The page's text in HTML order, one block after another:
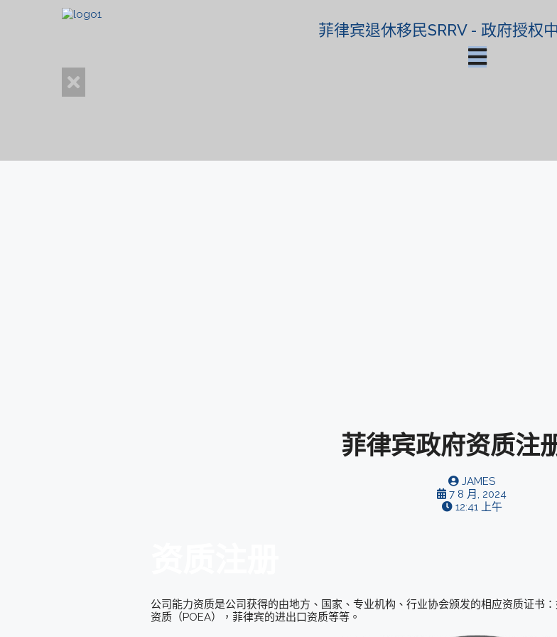
菲律宾退休移民SRRV - 政府授权
菲律宾政府资质注
JAMES
7 8 月, 2024
12:41 上午
公司能力资质是公司获得的由地方、国家、专业机构、行业协会颁发的相应资质证书
资质（POEA），菲律宾的进出口资质等等。